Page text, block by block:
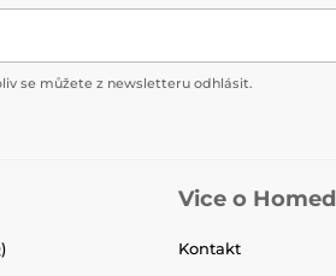
se můžete z newsletteru odhlásit.
Vice o
Kontakt